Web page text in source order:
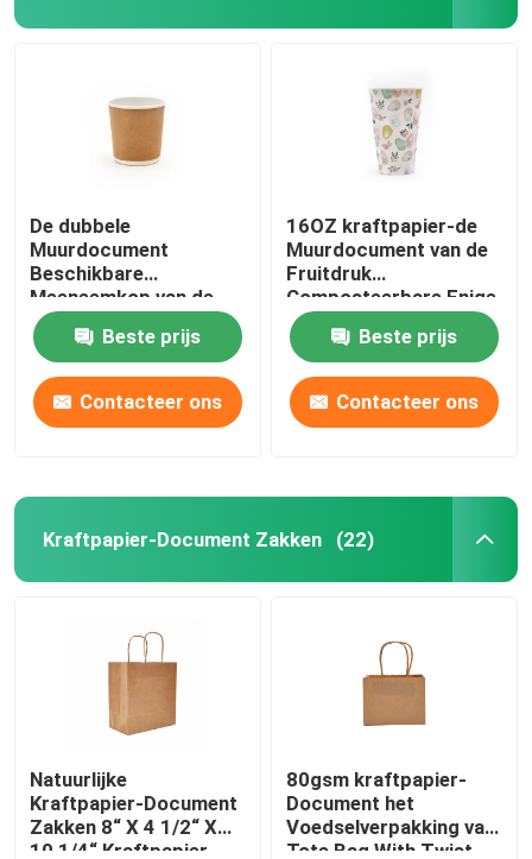
Producten
Kwaliteitscontrole
De dubbele
Muurdocument
Beschikbare
Meeneemkop van de
Kop8oz Hete Koffie
Beste prijs
Contacteer ons
16OZ kraftpapier-de
Muurdocument van de
Fruitdruk
Composteerbare Enige
Kop
Beste prijs
Contacteer ons
Kraftpapier-Document Zakken (22)
Natuurlijke
Kraftpapier-Document
Zakken 8“ X 4 1/2“ X
10 1/4“ Kraftpapier-
80gsm kraftpapier-
Document het
Voedselverpakking van
Tote Bag With Twist